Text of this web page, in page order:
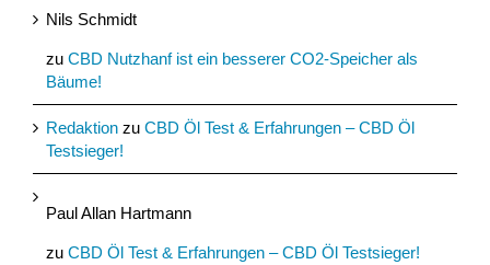
Nils Schmidt
zu CBD Nutzhanf ist ein besserer CO2-Speicher als
Bäume!
Redaktion zu CBD Öl Test & Erfahrungen – CBD Öl
Testsieger!
Paul Allan Hartmann
zu CBD Öl Test & Erfahrungen – CBD Öl Testsieger!